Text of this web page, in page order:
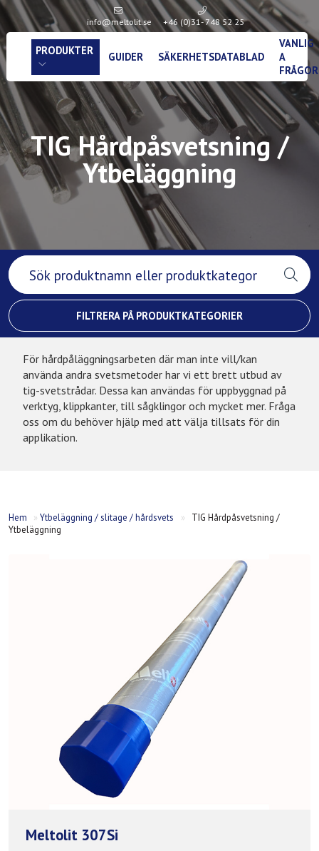
info@meltolit.se +46 (0)31- 748 52 25
PRODUKTER GUIDER SÄKERHETSDATABLAD
VANLIG
A
FRÅGOR
TIG Hårdpåsvetsning /
Ytbeläggning
FILTRERA PÅ PRODUKTKATEGORIER
För hårdpåläggningsarbeten där man inte vill/kan
använda andra svetsmetoder har vi ett brett utbud av
tig-svetstrådar. Dessa kan användas för uppbyggnad på
verktyg, klippkanter, till sågklingor och mycket mer. Fråga
oss om du behöver hjälp med att välja tillsats för din
applikation.
Hem »Ytbeläggning / slitage / hårdsvets »
TIG Hårdpåsvetsning /
Ytbeläggning
Meltolit 307Si